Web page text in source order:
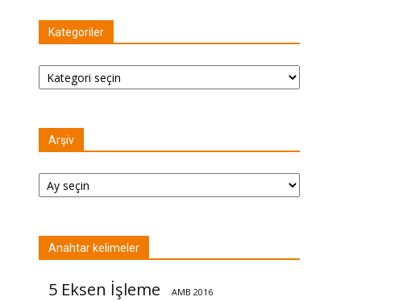
Kategoriler
Kategoriler
Arşiv
Arşiv
Anahtar kelimeler
5 Eksen İşleme AMB 2016